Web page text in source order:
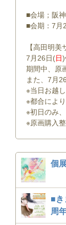
■会場；阪
■会期：7月
【高田明美
7月26日(日
期間中、原
また、7月
※当日お越
※都合によ
※初日のみ
※原画購入
個
■き
周